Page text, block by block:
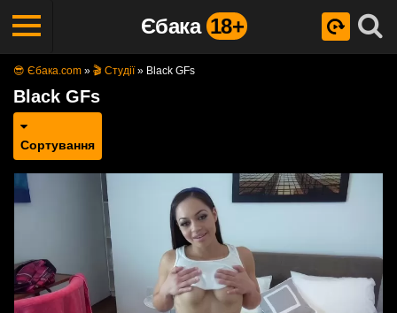
Єбака 18+
😎 Єбака.com » 🎬 Студії» Black GFs
Black GFs
Сортування